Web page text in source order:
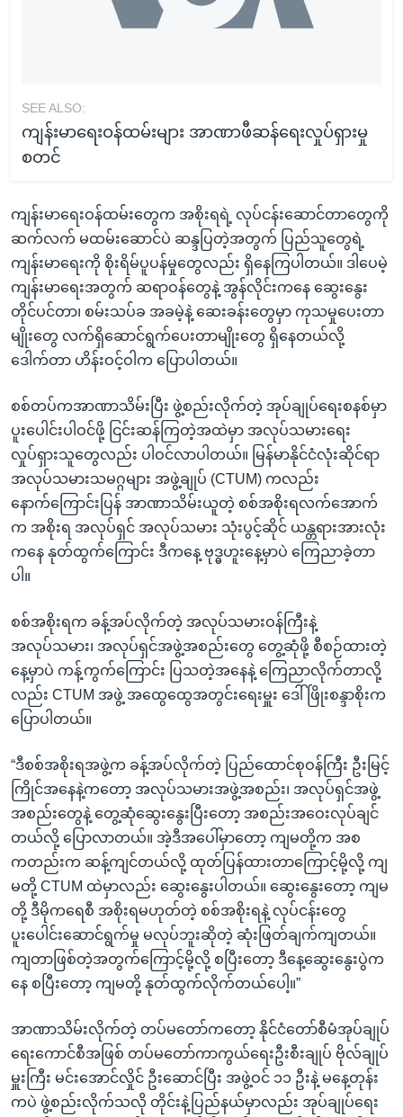
SEE ALSO:
ကျန်းမာရေးဝန်ထမ်းများ အာဏာဖီဆန်ရေးလှုပ်ရှားမှု
စတင်
ကျန်းမာရေးဝန်ထမ်းတွေက အစိုးရရဲ့ လုပ်ငန်းဆောင်တာတွေကို
ဆက်လက် မထမ်းဆောင်ပဲ ဆန္ဒပြတဲ့အတွက် ပြည်သူတွေရဲ့
ကျန်းမာရေးကို စိုးရိမ်ပူပန်မှုတွေလည်း ရှိနေကြပါတယ်။ ဒါပေမဲ့
ကျန်းမာရေးအတွက် ဆရာဝန်တွေနဲ့ အွန်လိုင်းကနေ ဆွေးနွေး
တိုင်ပင်တာ၊ စမ်းသပ်ခ အခမဲ့နဲ့ ဆေးခန်းတွေမှာ ကုသမှုပေးတာ
မျိုးတွေ လက်ရှိဆောင်ရွက်ပေးတာမျိုးတွေ ရှိနေတယ်လို့
ဒေါက်တာ ဟိန်းဝင့်ဝါက ပြောပါတယ်။
စစ်တပ်ကအာဏာသိမ်းပြီး ဖွဲ့စည်းလိုက်တဲ့ အုပ်ချုပ်ရေးစနစ်မှာ
ပူးပေါင်းပါဝင်ဖို့ ငြင်းဆန်ကြတဲ့အထဲမှာ အလုပ်သမားရေး
လှုပ်ရှားသူတွေလည်း ပါဝင်လာပါတယ်။ မြန်မာနိုင်ငံလုံးဆိုင်ရာ
အလုပ်သမားသမဂ္ဂများ အဖွဲ့ချုပ် (CTUM) ကလည်း
နောက်ကြောင်းပြန် အာဏာသိမ်းယူတဲ့ စစ်အစိုးရလက်အောက်
က အစိုးရ အလုပ်ရှင် အလုပ်သမား သုံးပွင့်ဆိုင် ယန္တရားအားလုံး
ကနေ နုတ်ထွက်ကြောင်း ဒီကနေ့ ဗုဒ္ဓဟူးနေ့မှာပဲ ကြေညာခဲ့တာ
ပါ။
စစ်အစိုးရက ခန့်အပ်လိုက်တဲ့ အလုပ်သမားဝန်ကြီးနဲ့
အလုပ်သမား၊ အလုပ်ရှင်အဖွဲ့အစည်းတွေ တွေ့ဆုံဖို့ စီစဉ်ထားတဲ့
နေ့မှာပဲ ကန့်ကွက်ကြောင်း ပြသတဲ့အနေနဲ့ ကြေညာလိုက်တာလို့
လည်း CTUM အဖွဲ့ အထွေထွေအတွင်းရေးမှူး ဒေါ်ဖြိုးစန္ဒာစိုးက
ပြောပါတယ်။
“ဒီစစ်အစိုးရအဖွဲ့က ခန့်အပ်လိုက်တဲ့ ပြည်ထောင်စုဝန်ကြီး ဦးမြင့်
ကြိုင်အနေနဲ့ကတော့ အလုပ်သမားအဖွဲ့အစည်း၊ အလုပ်ရှင်အဖွဲ့
အစည်းတွေနဲ့ တွေ့ဆုံဆွေးနွေးပြီးတော့ အစည်းအဝေးလုပ်ချင်
တယ်လို့ ပြောလာတယ်။ အဲ့ဒီအပေါ်မှာတော့ ကျမတို့က အစ
ကတည်းက ဆန့်ကျင်တယ်လို့ ထုတ်ပြန်ထားတာကြောင့်မို့လို့ ကျ
မတို့ CTUM ထဲမှာလည်း ဆွေးနွေးပါတယ်။ ဆွေးနွေးတော့ ကျမ
တို့ ဒီမိုကရေစီ အစိုးရမဟုတ်တဲ့ စစ်အစိုးရနဲ့ လုပ်ငန်းတွေ
ပူးပေါင်းဆောင်ရွက်မှု မလုပ်ဘူးဆိုတဲ့ ဆုံးဖြတ်ချက်ကျတယ်။
ကျတာဖြစ်တဲ့အတွက်ကြောင့်မို့လို့ စပြီးတော့ ဒီနေ့ဆွေးနွေးပွဲက
နေ စပြီးတော့ ကျမတို့ နုတ်ထွက်လိုက်တယ်ပေါ့။”
အာဏာသိမ်းလိုက်တဲ့ တပ်မတော်ကတော့ နိုင်ငံတော်စီမံအုပ်ချုပ်
ရေးကောင်စီအဖြစ် တပ်မတော်ကာကွယ်ရေးဦးစီးချုပ် ဗိုလ်ချုပ်
မှူးကြီး မင်းအောင်လှိုင် ဦးဆောင်ပြီး အဖွဲ့ဝင် ၁၁ ဦးနဲ့ မနေ့တုန်း
ကပဲ ဖွဲ့စည်းလိုက်သလို တိုင်းနဲ့ပြည်နယ်မှာလည်း အုပ်ချုပ်ရေး